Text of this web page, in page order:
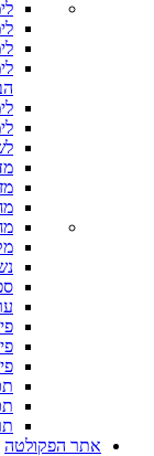
אתר הפקולטה